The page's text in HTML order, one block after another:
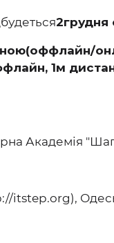
2грудня
1м
Академія
itstep.org),